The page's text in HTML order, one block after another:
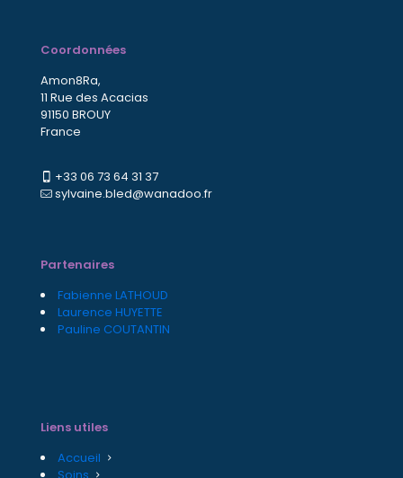
Coordonnées
Amon8Ra,
11 Rue des Acacias
91150 BROUY
France
+33 06 73 64 31 37
sylvaine.bled@wanadoo.fr
Partenaires
Fabienne LATHOUD
Laurence HUYETTE
Pauline COUTANTIN
Liens utiles
Accueil